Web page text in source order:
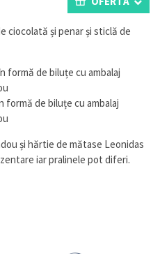
ciocolată și penar și sticlă de
formă de biluțe cu ambalaj
formă de biluțe cu ambalaj
și hărtie de mătase Leonidas
iar pralinele pot diferi.